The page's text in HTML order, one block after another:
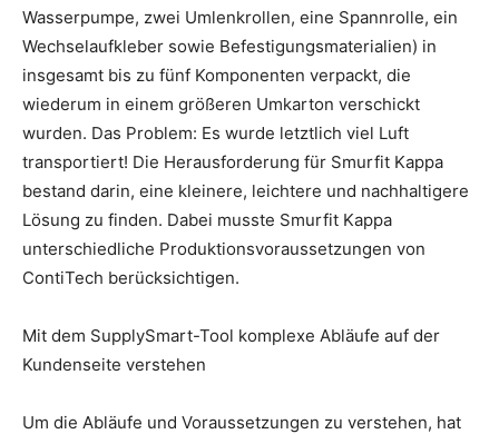
Wasserpumpe, zwei Umlenkrollen, eine Spannrolle, ein
Wechselaufkleber sowie Befestigungsmaterialien) in
insgesamt bis zu fünf Komponenten verpackt, die
wiederum in einem größeren Umkarton verschickt
wurden. Das Problem: Es wurde letztlich viel Luft
transportiert! Die Herausforderung für Smurfit Kappa
bestand darin, eine kleinere, leichtere und nachhaltigere
Lösung zu finden. Dabei musste Smurfit Kappa
unterschiedliche Produktionsvoraussetzungen von
ContiTech berücksichtigen.
Mit dem SupplySmart-Tool komplexe Abläufe auf der
Kundenseite verstehen
Um die Abläufe und Voraussetzungen zu verstehen, hat